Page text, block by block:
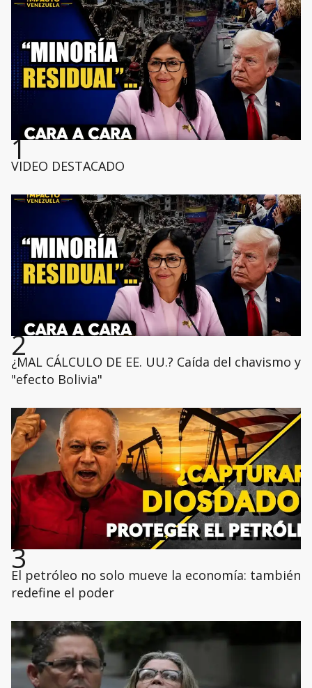
1
VIDEO DESTACADO
2
¿MAL CÁLCULO DE EE. UU.? Caída del chavismo y
"efecto Bolivia"
3
El petróleo no solo mueve la economía: también
redefine el poder